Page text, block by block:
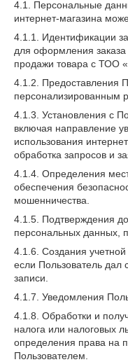
4.1. Персональные
интернет-магазина
4.1.1. Идентификации
для оформления
продажи товара с ТОО
4.1.2. Предоставления
персонализированным
4.1.3. Установления с
включая направление
использования
обработка запросов и
4.1.4. Определения
обеспечения
мошенничества.
4.1.5. Подтверждения
персональных данных,
4.1.6. Создания
если Пользователь дал
записи.
4.1.7. Уведомления
4.1.8. Обработки и
налога или налоговых
определения права на
Пользователем.